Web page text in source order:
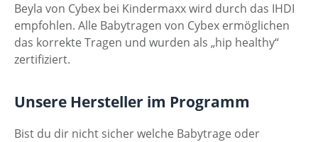
Beyla von Cybex bei Kindermaxx wird durch das IHDI
empfohlen. Alle Babytragen von Cybex ermöglichen
das korrekte Tragen und wurden als „hip healthy“
zertifiziert.
Unsere Hersteller im Programm
Bist du dir nicht sicher welche Babytrage oder